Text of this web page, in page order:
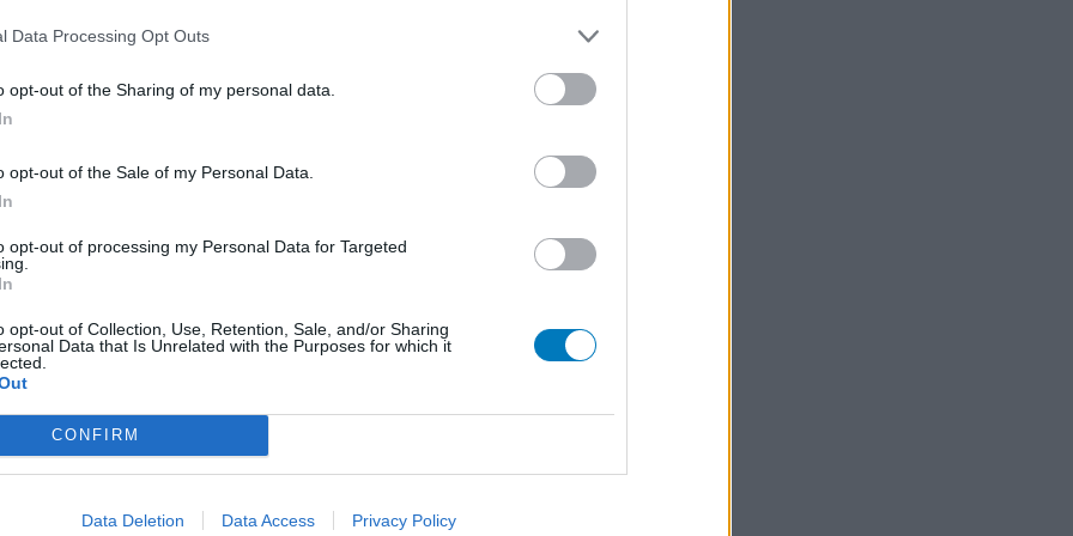
Data Processing Opt Outs
opt-out of the Sharing of my personal data.
opt-out of the Sale of my Personal Data.
opt-out of processing my Personal Data for Targeted
opt-out of Collection, Use, Retention, Sale, and/or Sharing
Data that Is Unrelated with the Purposes for which it
CONFIRM
Data Deletion Data Access Privacy Policy
d'avis
IRS
autre
IRS